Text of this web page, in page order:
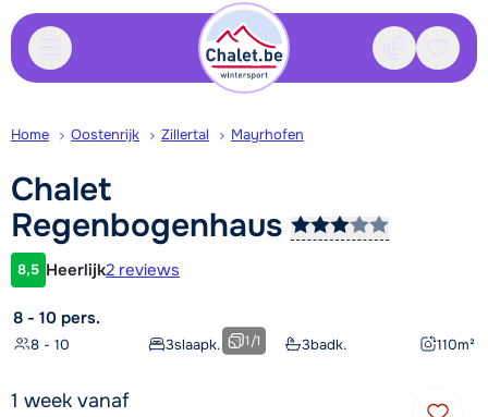
Contact
Home Oostenrijk Zillertal Mayrhofen
Chalet
Regenbogenhaus
Klantwaardering
8,5 Heerlijk2 reviews
8 - 10 pers.
8 - 10 3slaapk. 3badk. 110m²
1/1
1 week vanaf